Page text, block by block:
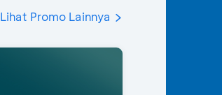
Lihat Promo Lainnya